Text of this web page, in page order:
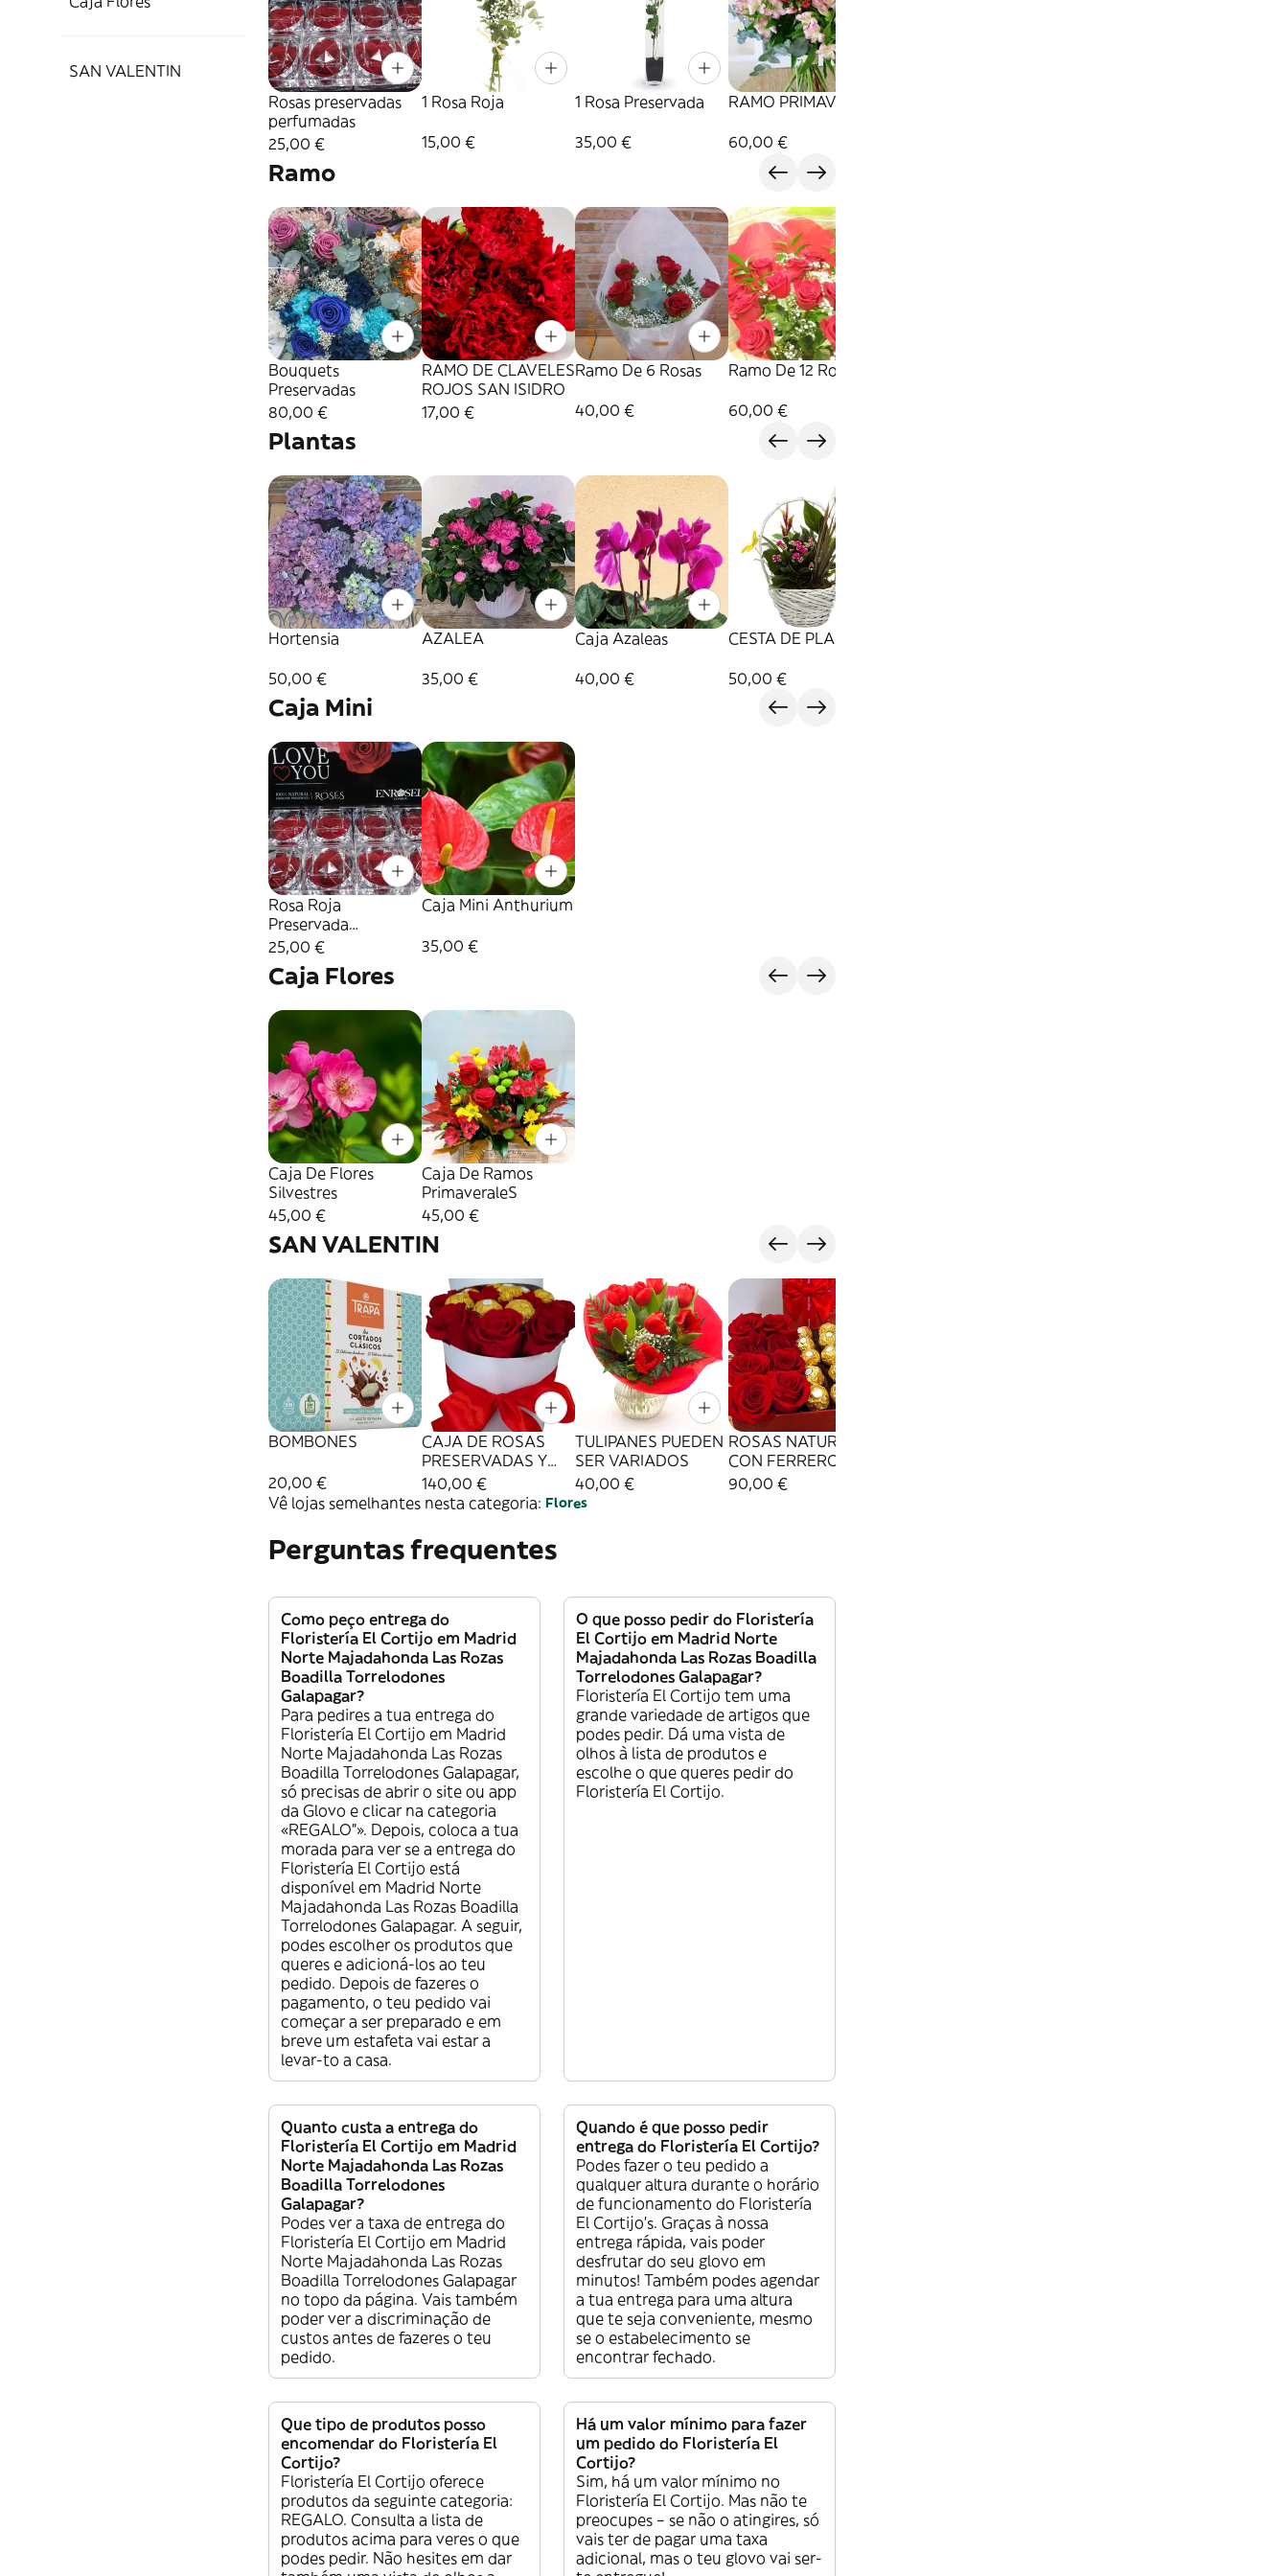
SAN VALENTIN
Rosas preservadas
perfumadas
25,00 €
1 Rosa Roja
15,00 €
1 Rosa Preservada
35,00 €
RAMO PRIMAVERAL
60,00 €
Ramo
Bouquets
Preservadas
80,00 €
RAMO DE CLAVELES
ROJOS SAN ISIDRO
17,00 €
Ramo De 6 Rosas
40,00 €
Ramo De 12 Rosas
60,00 €
Plantas
Hortensia
50,00 €
AZALEA
35,00 €
Caja Azaleas
40,00 €
CESTA DE PLANTAS
50,00 €
Caja Mini
Rosa Roja
Preservada
Perfumada
25,00 €
Caja Mini Anthurium
35,00 €
Caja Flores
Caja De Flores
Silvestres
45,00 €
Caja De Ramos
PrimaveraleS
45,00 €
SAN VALENTIN
BOMBONES
20,00 €
CAJA DE ROSAS
PRESERVADAS Y
FERRERO ROCHER
140,00 €
TULIPANES PUEDEN
SER VARIADOS
40,00 €
ROSAS NATURALES
CON FERRERO
90,00 €
Vê lojas semelhantes nesta categoria: Flores
Perguntas frequentes
Como peço entrega do
Floristería El Cortijo em Madrid
Norte Majadahonda Las Rozas
Boadilla Torrelodones
Galapagar?
Para pedires a tua entrega do
Floristería El Cortijo em Madrid
Norte Majadahonda Las Rozas
Boadilla Torrelodones Galapagar,
só precisas de abrir o site ou app
da Glovo e clicar na categoria
«REGALO”». Depois, coloca a tua
morada para ver se a entrega do
Floristería El Cortijo está
disponível em Madrid Norte
Majadahonda Las Rozas Boadilla
Torrelodones Galapagar. A seguir,
podes escolher os produtos que
queres e adicioná-los ao teu
pedido. Depois de fazeres o
pagamento, o teu pedido vai
começar a ser preparado e em
breve um estafeta vai estar a
levar-to a casa.
O que posso pedir do Floristería
El Cortijo em Madrid Norte
Majadahonda Las Rozas Boadilla
Torrelodones Galapagar?
Floristería El Cortijo tem uma
grande variedade de artigos que
podes pedir. Dá uma vista de
olhos à lista de produtos e
escolhe o que queres pedir do
Floristería El Cortijo.
Quanto custa a entrega do
Floristería El Cortijo em Madrid
Norte Majadahonda Las Rozas
Boadilla Torrelodones
Galapagar?
Podes ver a taxa de entrega do
Floristería El Cortijo em Madrid
Norte Majadahonda Las Rozas
Boadilla Torrelodones Galapagar
no topo da página. Vais também
poder ver a discriminação de
custos antes de fazeres o teu
pedido.
Quando é que posso pedir
entrega do Floristería El Cortijo?
Podes fazer o teu pedido a
qualquer altura durante o horário
de funcionamento do Floristería
El Cortijo’s. Graças à nossa
entrega rápida, vais poder
desfrutar do seu glovo em
minutos! Também podes agendar
a tua entrega para uma altura
que te seja conveniente, mesmo
se o estabelecimento se
encontrar fechado.
Que tipo de produtos posso
encomendar do Floristería El
Cortijo?
Floristería El Cortijo oferece
produtos da seguinte categoria:
REGALO. Consulta a lista de
produtos acima para veres o que
podes pedir. Não hesites em dar
Há um valor mínimo para fazer
um pedido do Floristería El
Cortijo?
Sim, há um valor mínimo no
Floristería El Cortijo. Mas não te
preocupes – se não o atingires, só
vais ter de pagar uma taxa
adicional, mas o teu glovo vai ser-